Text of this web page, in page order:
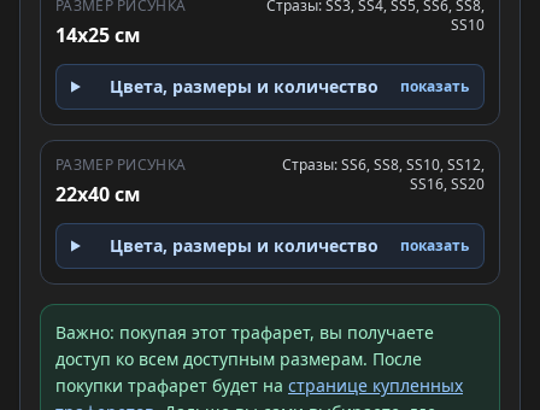
РАЗМЕР РИСУНКА
14x25 см
Стразы: SS3, SS4, SS5, SS6, SS8,
SS10
Цвета, размеры и количество показать
РАЗМЕР РИСУНКА
22x40 см
Стразы: SS6, SS8, SS10, SS12,
SS16, SS20
Цвета, размеры и количество показать
Важно: покупая этот трафарет, вы получаете
доступ ко всем доступным размерам. После
покупки трафарет будет на странице купленных